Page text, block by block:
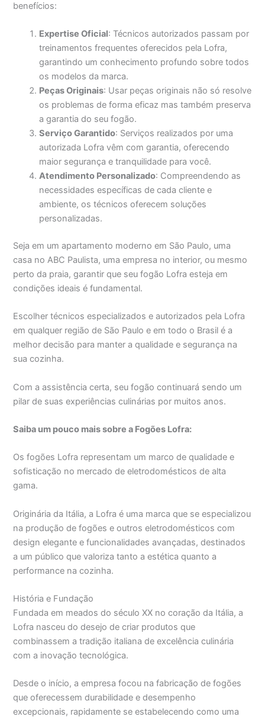
benefícios:
Expertise Oficial: Técnicos autorizados passam por
treinamentos frequentes oferecidos pela Lofra,
garantindo um conhecimento profundo sobre todos
os modelos da marca.
Peças Originais: Usar peças originais não só resolve
os problemas de forma eficaz mas também preserva
a garantia do seu fogão.
Serviço Garantido: Serviços realizados por uma
autorizada Lofra vêm com garantia, oferecendo
maior segurança e tranquilidade para você.
Atendimento Personalizado: Compreendendo as
necessidades específicas de cada cliente e
ambiente, os técnicos oferecem soluções
personalizadas.
Seja em um apartamento moderno em São Paulo, uma
casa no ABC Paulista, uma empresa no interior, ou mesmo
perto da praia, garantir que seu fogão Lofra esteja em
condições ideais é fundamental.
Escolher técnicos especializados e autorizados pela Lofra
em qualquer região de São Paulo e em todo o Brasil é a
melhor decisão para manter a qualidade e segurança na
sua cozinha.
Com a assistência certa, seu fogão continuará sendo um
pilar de suas experiências culinárias por muitos anos.
Saiba um pouco mais sobre a Fogões Lofra:
Os fogões Lofra representam um marco de qualidade e
sofisticação no mercado de eletrodomésticos de alta
gama.
Originária da Itália, a Lofra é uma marca que se especializou
na produção de fogões e outros eletrodomésticos com
design elegante e funcionalidades avançadas, destinados
a um público que valoriza tanto a estética quanto a
performance na cozinha.
História e Fundação
Fundada em meados do século XX no coração da Itália, a
Lofra nasceu do desejo de criar produtos que
combinassem a tradição italiana de excelência culinária
com a inovação tecnológica.
Desde o início, a empresa focou na fabricação de fogões
que oferecessem durabilidade e desempenho
excepcionais, rapidamente se estabelecendo como uma